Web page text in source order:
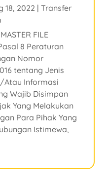
18, 2022 |Transfer
FILE
8 Peraturan
Nomor
tentang Jenis
Atau Informasi
Wajib Disimpan
Yang Melakukan
Para Pihak Yang
Istimewa,